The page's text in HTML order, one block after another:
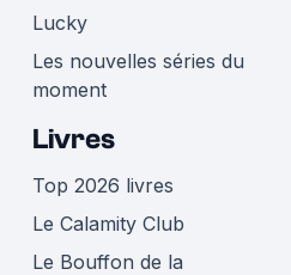
Lucky
Les nouvelles séries du
moment
Livres
Top 2026 livres
Le Calamity Club
Le Bouffon de la